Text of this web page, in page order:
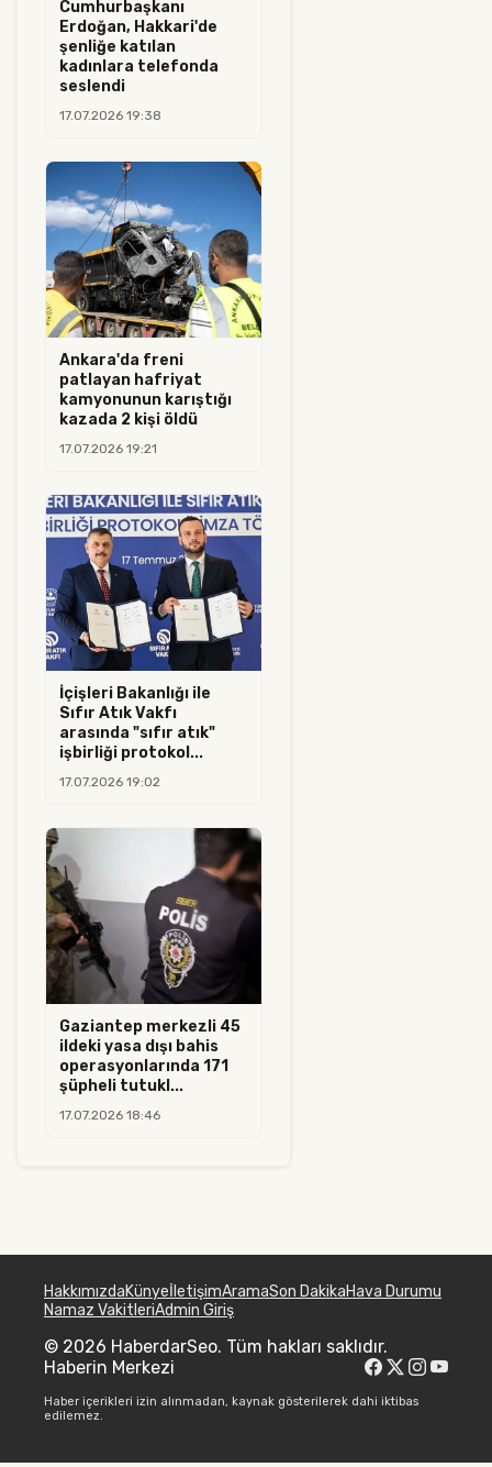
Cumhurbaşkanı
Erdoğan, Hakkari'de
şenliğe katılan
kadınlara telefonda
seslendi
17.07.2026 19:38
Ankara'da freni
patlayan hafriyat
kamyonunun karıştığı
kazada 2 kişi öldü
17.07.2026 19:21
İçişleri Bakanlığı ile
Sıfır Atık Vakfı
arasında "sıfır atık"
işbirliği protokol...
17.07.2026 19:02
Gaziantep merkezli 45
ildeki yasa dışı bahis
operasyonlarında 171
şüpheli tutukl...
17.07.2026 18:46
HakkımızdaKünyeİletişimAramaSon DakikaHava Durumu
Namaz VakitleriAdmin Giriş
© 2026 HaberdarSeo. Tüm hakları saklıdır.
Haberin Merkezi
Haber içerikleri izin alınmadan, kaynak gösterilerek dahi iktibas
edilemez.